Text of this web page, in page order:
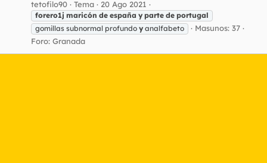
tetofilo90 Tema 20 Ago 2021
forero1j maricón de españa y parte de portugal
gomillas subnormal profundo y analfabeto
Masunos: 37
Foro: Granada